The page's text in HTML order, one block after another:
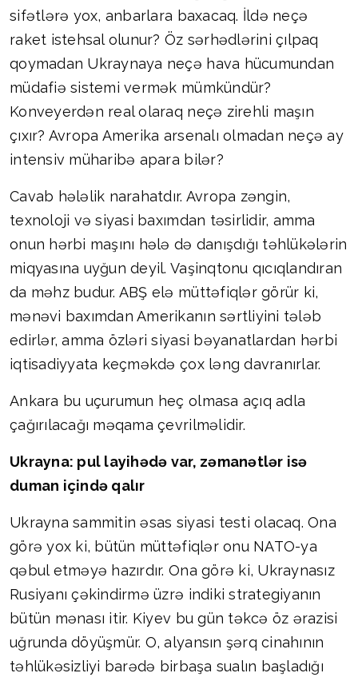
sifətlərə yox, anbarlara baxacaq. İldə neçə
raket istehsal olunur? Öz sərhədlərini çılpaq
qoymadan Ukraynaya neçə hava hücumundan
müdafiə sistemi vermək mümkündür?
Konveyerdən real olaraq neçə zirehli maşın
çıxır? Avropa Amerika arsenalı olmadan neçə ay
intensiv müharibə apara bilər?
Cavab hələlik narahatdır. Avropa zəngin,
texnoloji və siyasi baxımdan təsirlidir, amma
onun hərbi maşını hələ də danışdığı təhlükələrin
miqyasına uyğun deyil. Vaşinqtonu qıcıqlandıran
da məhz budur. ABŞ elə müttəfiqlər görür ki,
mənəvi baxımdan Amerikanın sərtliyini tələb
edirlər, amma özləri siyasi bəyanatlardan hərbi
iqtisadiyyata keçməkdə çox ləng davranırlar.
Ankara bu uçurumun heç olmasa açıq adla
çağırılacağı məqama çevrilməlidir.
Ukrayna: pul layihədə var, zəmanətlər isə
duman içində qalır
Ukrayna sammitin əsas siyasi testi olacaq. Ona
görə yox ki, bütün müttəfiqlər onu NATO-ya
qəbul etməyə hazırdır. Ona görə ki, Ukraynasız
Rusiyanı çəkindirmə üzrə indiki strategiyanın
bütün mənası itir. Kiyev bu gün təkcə öz ərazisi
uğrunda döyüşmür. O, alyansın şərq cinahının
təhlükəsizliyi barədə birbaşa sualın başladığı